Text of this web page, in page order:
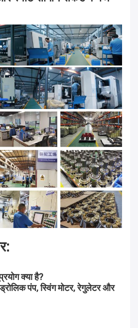
क्या है?
पंप, स्विंग मोटर, रेगुलेटर और